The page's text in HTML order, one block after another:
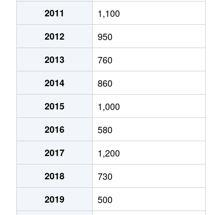
2011
1,100
2012
950
2013
760
2014
860
2015
1,000
2016
580
2017
1,200
2018
730
2019
500